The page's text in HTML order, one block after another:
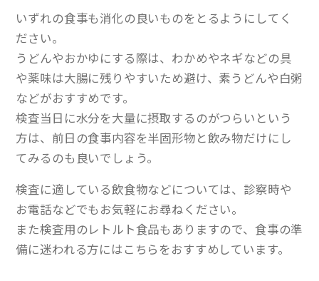
いずれの食事も消化の良いものをとるようにしてく
ださい。
うどんやおかゆにする際は、わかめやネギなどの具
や薬味は大腸に残りやすいため避け、素うどんや白粥
などがおすすめです。
検査当日に水分を大量に摂取するのがつらいという
方は、前日の食事内容を半固形物と飲み物だけにし
てみるのも良いでしょう。
検査に適している飲食物などについては、診察時や
お電話などでもお気軽にお尋ねください。
また検査用のレトルト食品もありますので、食事の準
備に迷われる方にはこちらをおすすめしています。